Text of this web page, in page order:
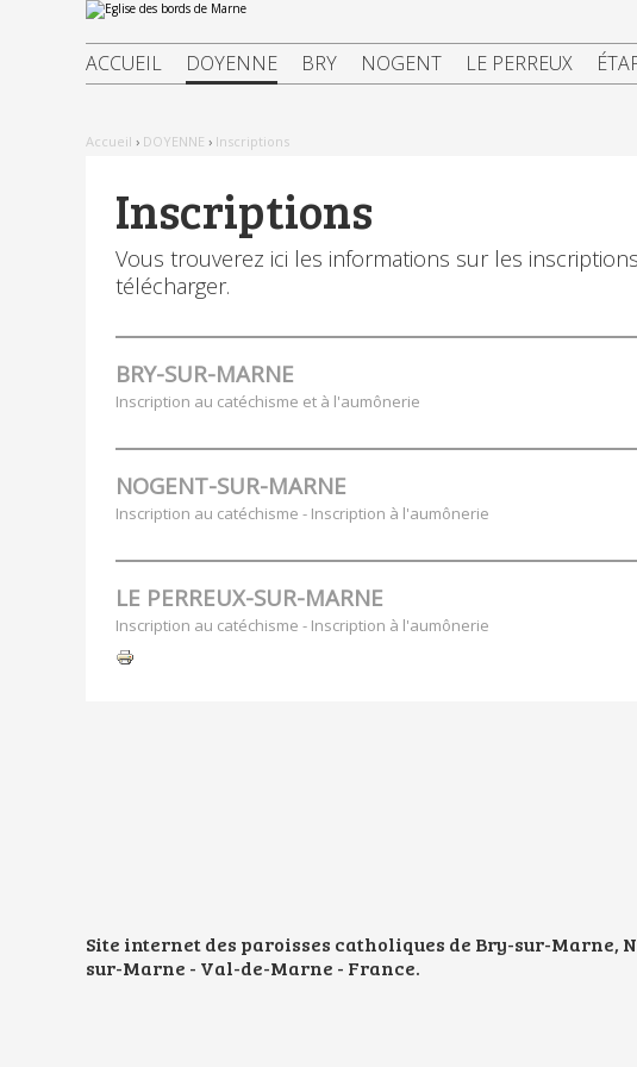
Aller
au
contenu.
|
Aller
Outils
personnels
ACCUEIL DOYENNE BRY NOGENT LE PERREUX
Accueil › DOYENNE › Inscriptions
Inscriptions
Vous trouverez ici les informations sur les
télécharger.
BRY-SUR-MARNE
Inscription au catéchisme et à l'aumônerie
NOGENT-SUR-MARNE
Inscription au catéchisme - Inscription à l'aumônerie
LE PERREUX-SUR-MARNE
Inscription au catéchisme - Inscription à l'aumônerie
Actions
Site internet des paroisses catholiques de Bry-sur-Marne,
sur-Marne - Val-de-Marne - France.